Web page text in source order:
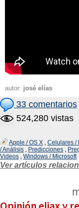
autor: josé elías
33 comentarios
524,280 vistas
Apple / OS X , Celulares /
/ Análisis , Predicciones ,
Videos , Windows / Microsoft
Ver artículos